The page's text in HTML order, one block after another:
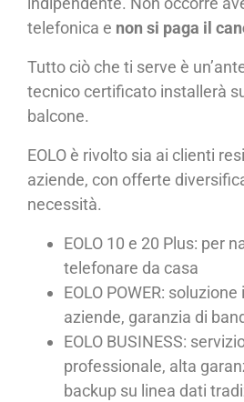
telefonica e non si paga il
Tutto ciò che ti serve è
tecnico certificato installerà
balcone.
EOLO è rivolto sia ai clienti
aziende, con offerte
necessità.
EOLO 10 e 20 Plus: per
telefonare da casa
EOLO POWER:
aziende, garanzia di
EOLO BUSINESS:
professionale, alta
backup su linea dati